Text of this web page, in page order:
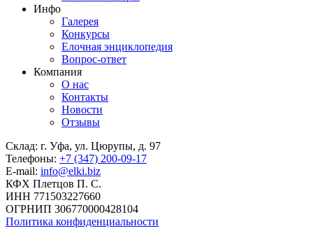
Инфо
Галерея
Конкурсы
Елочная энциклопедия
Вопрос-ответ
Компания
О нас
Контакты
Новости
Отзывы
Склад: г. Уфа, ул. Цюрупы, д. 97
Телефоны: +7 (347) 200-09-17
E-mail: info@elki.biz
КФХ Плетцов П. С.
ИНН 771503227660
ОГРНИП 306770000428104
Политика конфиденциальности